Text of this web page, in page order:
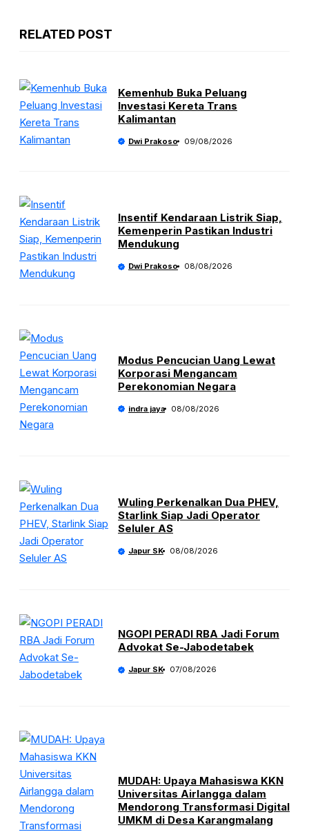
RELATED POST
Kemenhub Buka Peluang
Investasi Kereta Trans
Kalimantan
Dwi Prakoso 09/08/2026
Insentif Kendaraan Listrik Siap,
Kemenperin Pastikan Industri
Mendukung
Dwi Prakoso 08/08/2026
Modus Pencucian Uang Lewat
Korporasi Mengancam
Perekonomian Negara
indra jaya 08/08/2026
Wuling Perkenalkan Dua PHEV,
Starlink Siap Jadi Operator
Seluler AS
Japur SK 08/08/2026
NGOPI PERADI RBA Jadi Forum
Advokat Se-Jabodetabek
Japur SK 07/08/2026
MUDAH: Upaya Mahasiswa KKN
Universitas Airlangga dalam
Mendorong Transformasi Digital
UMKM di Desa Karangmalang